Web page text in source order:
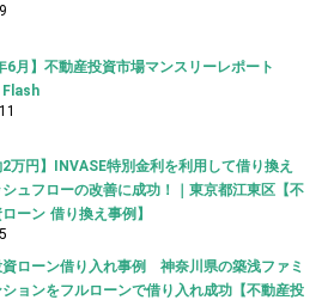
6月】不動産投資市場マンスリーレポート
Flash
2万円】INVASE特別金利を利用して借り換え
ュフローの改善に成功！｜東京都江東区【不
ーン 借り換え事例】
ローン借り入れ事例 神奈川県の築浅ファミ
ションをフルローンで借り入れ成功【不動産投